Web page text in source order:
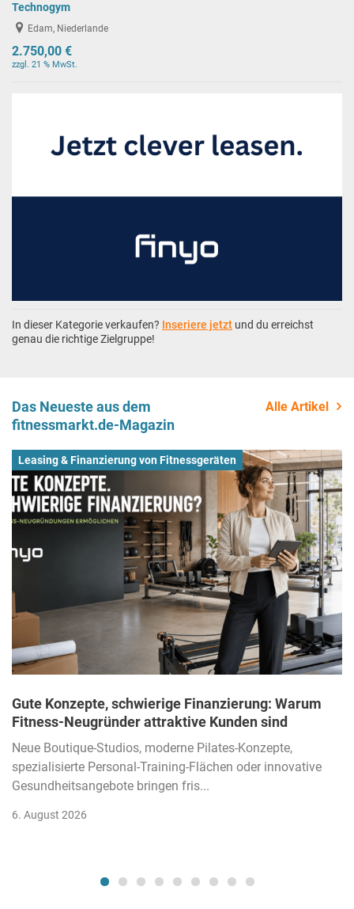
Technogym
Edam, Niederlande
2.750,00 €
zzgl. 21 % MwSt.
In dieser Kategorie verkaufen? Inseriere jetzt und du erreichst
genau die richtige Zielgruppe!
Das Neueste aus dem
fitnessmarkt.de-Magazin
Alle Artikel
Leasing & Finanzierung von Fitnessgeräten
Gute Konzepte, schwierige Finanzierung: Warum
Fitness-Neugründer attraktive Kunden sind
Neue Boutique-Studios, moderne Pilates-Konzepte,
spezialisierte Personal-Training-Flächen oder innovative
Gesundheitsangebote bringen fris...
6. August 2026